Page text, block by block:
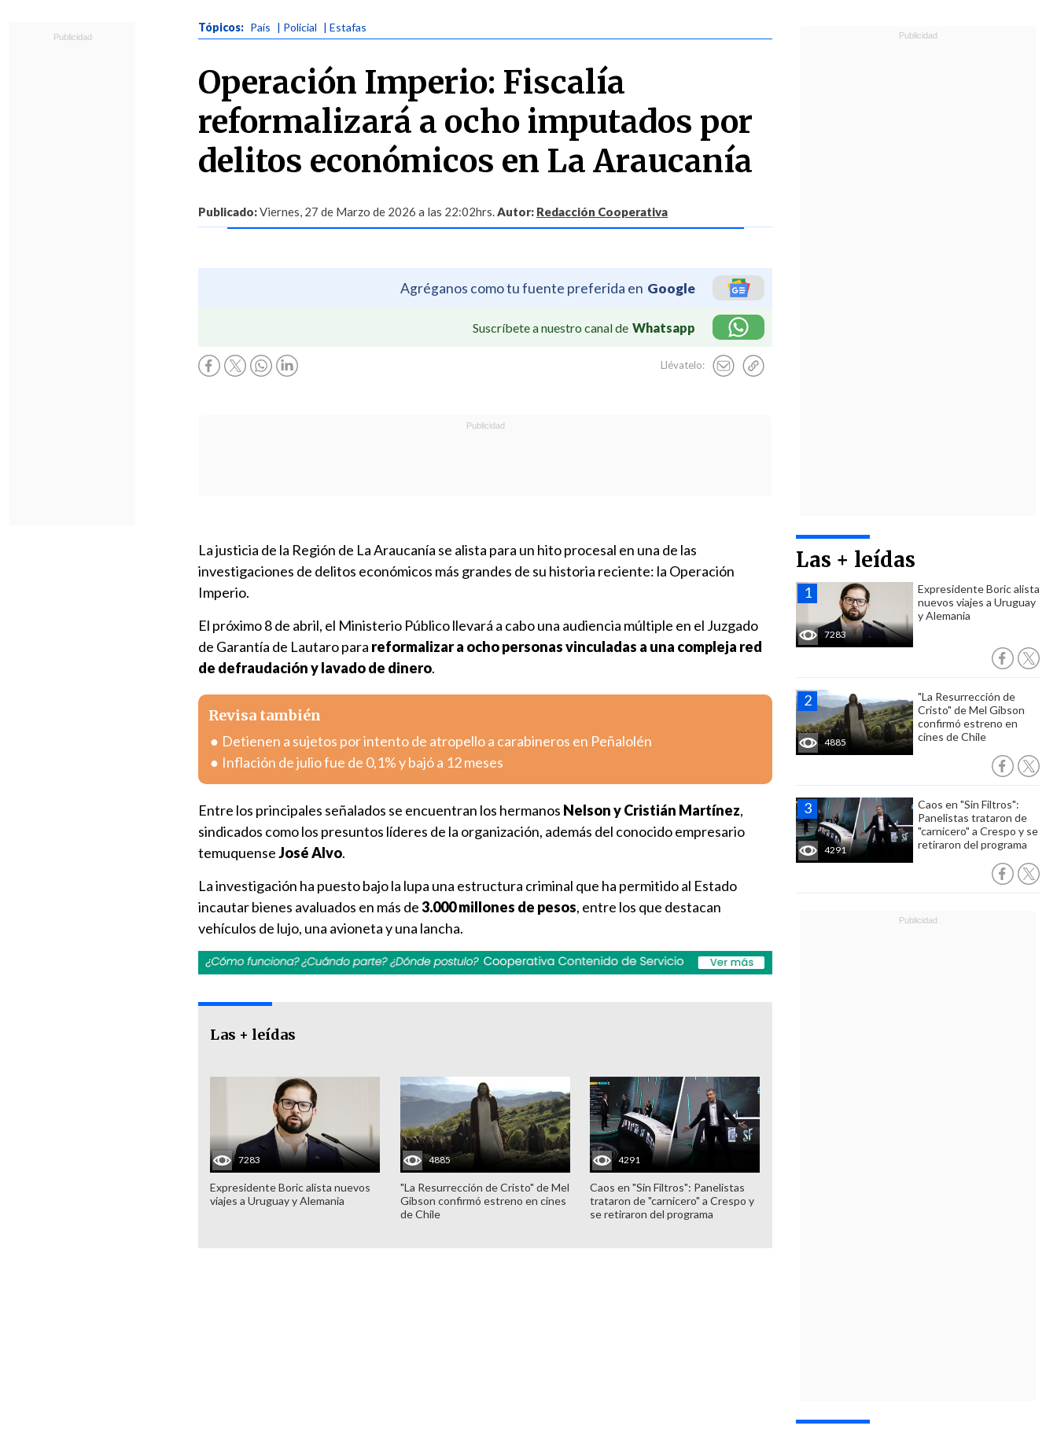
Tópicos: País | Policial | Estafas
Operación Imperio: Fiscalía
reformalizará a ocho imputados por
delitos económicos en La Araucanía
Publicado:Viernes, 27 de Marzo de 2026 a las 22:02hrs.Autor: Redacción Cooperativa
Agréganos como tu fuente preferida en Google
Suscríbete a nuestro canal de Whatsapp
Llévatelo:
Las + leídas
7283
Expresidente Boric alista
nuevos viajes a Uruguay
y Alemania
4885
"La Resurrección de
Cristo" de Mel Gibson
confirmó estreno en
cines de Chile
4291
Caos en "Sin Filtros":
Panelistas trataron de
"carnicero" a Crespo y se
retiraron del programa
La justicia de la Región de La Araucanía se alista para un hito procesal en una de las
investigaciones de delitos económicos más grandes de su historia reciente: la Operación
Imperio.
El próximo 8 de abril, el Ministerio Público llevará a cabo una audiencia múltiple en el Juzgado
de Garantía de Lautaro para reformalizar a ocho personas vinculadas a una compleja red
de defraudación y lavado de dinero.
Revisa también
Detienen a sujetos por intento de atropello a carabineros en Peñalolén
Inflación de julio fue de 0,1% y bajó a 12 meses
Entre los principales señalados se encuentran los hermanos Nelson y Cristián Martínez,
sindicados como los presuntos líderes de la organización, además del conocido empresario
temuquenseJosé Alvo.
La investigación ha puesto bajo la lupa una estructura criminal que ha permitido al Estado
incautar bienes avaluados en más de3.000 millones de pesos, entre los que destacan
vehículos de lujo, una avioneta y una lancha.
Las + leídas
7283
Expresidente Boric alista nuevos
viajes a Uruguay y Alemania
4885
"La Resurrección de Cristo" de Mel
Gibson confirmó estreno en cines
de Chile
4291
Caos en "Sin Filtros": Panelistas
trataron de "carnicero" a Crespo y
se retiraron del programa